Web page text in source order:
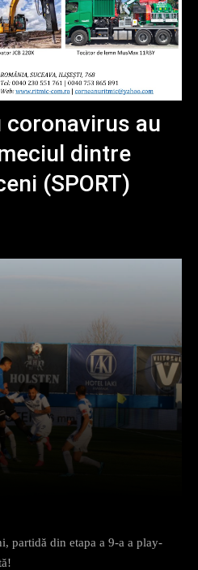
au
dintre
(SPORT)
partidă din etapa a 9-a a play-